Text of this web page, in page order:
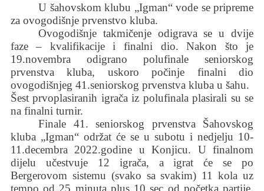
U šahovskom klubu „Igman“ vode se pripreme
za ovogodišnje prvenstvo kluba.
Ovogodišnje takmičenje odigrava se u dvije
faze – kvalifikacije i finalni dio. Nakon što je
19.novembra odigrano polufinale seniorskog
prvenstva kluba, uskoro počinje finalni dio
ovogodišnjeg 41.seniorskog prvenstva kluba u šahu.
Šest prvoplasiranih igrača iz polufinala plasirali su se
na finalni turnir.
Finale 41. seniorskog prvenstva Šahovskog
kluba „Igman“ održat će se u subotu i nedjelju 10-
11.decembra 2022.godine u Konjicu. U finalnom
dijelu učestvuje 12 igrača, a igrat će se po
Bergerovom sistemu (svako sa svakim) 11 kola uz
tempo od 25 minuta plus 10 sec od početka partije.